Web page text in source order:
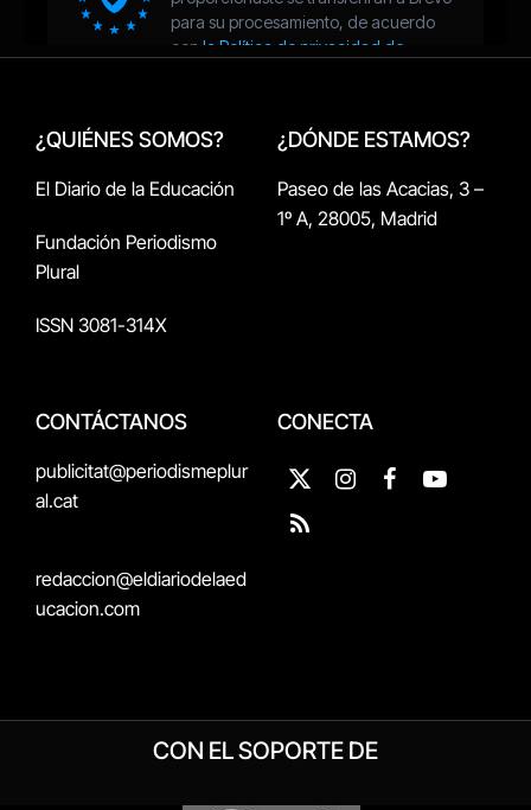
¿QUIÉNES SOMOS?
El Diario de la Educación
Fundación Periodismo
Plural
ISSN 3081-314X
¿DÓNDE ESTAMOS?
Paseo de las Acacias, 3 –
1º A, 28005, Madrid
CONTÁCTANOS
publicitat@periodismeplur
al.cat
redaccion@eldiariodelaed
ucacion.com
CONECTA
X
(Twitter)
InstagramFacebookYouTube
RSS
CON EL SOPORTE DE